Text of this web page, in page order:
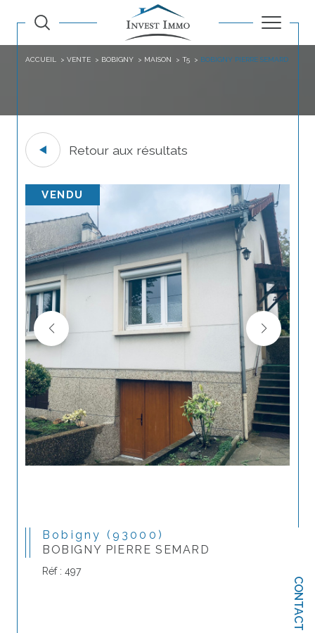
CONTACT
ACCUEIL VENTE BOBIGNY MAISON T5 BOBIGNY PIERRE SEMARD
Retour aux résultats
VENDU
Bobigny (93000)
BOBIGNY PIERRE SEMARD
Réf : 497